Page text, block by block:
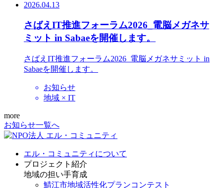
2026.04.13
さばえIT推進フォーラム2026_電脳メガネサ
ミット in Sabaeを開催します。
さばえIT推進フォーラム2026_電脳メガネサミット in
Sabaeを開催します。
お知らせ
地域 × IT
more
お知らせ一覧へ
エル・コミュニティについて
プロジェクト紹介
地域の担い手育成
鯖江市地域活性化プランコンテスト